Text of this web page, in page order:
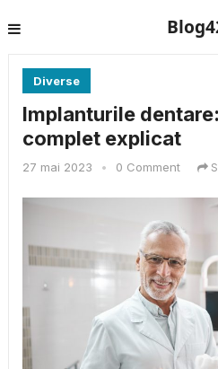
Diverse
Implanturile
complet explicat
27 mai 2023 • 0 Comment